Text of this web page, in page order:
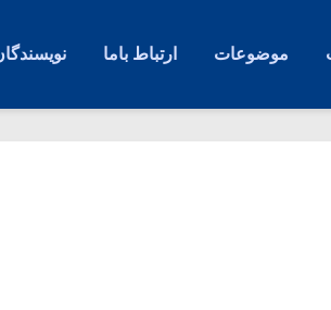
موضوعات ارتباط باما